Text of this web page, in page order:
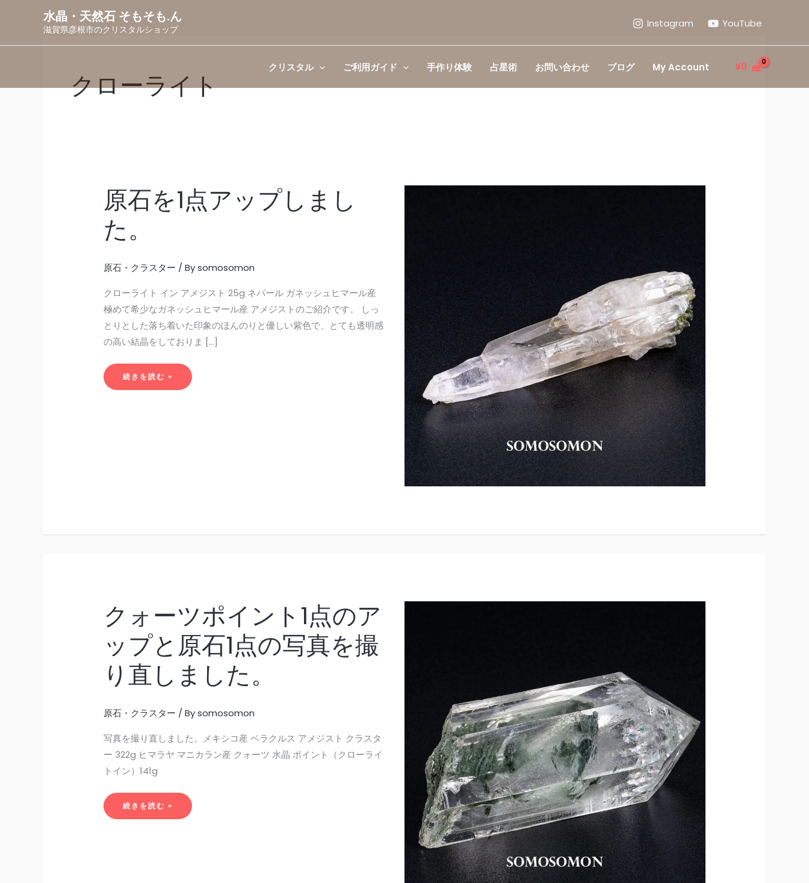
ッ
水晶・天然石 そもそも.ん
滋賀県彦根市のクリスタルショップ Instagram YouTube
クリスタル ご利用ガイド 手作り体験 占星術 お問い合わせ ブログ My Account ¥0
クローライト
原石を1点アップしまし
た。
原石・クラスター / Bysomosomon
クローライト イン アメジスト 25g ネパール ガネッシュヒマール産
極めて希少なガネッシュヒマール産 アメジストのご紹介です。 しっ
とりとした落ち着いた印象のほんのりと優しい紫色で、とても透明感
の高い結晶をしておりま […]
原
石
を
1
ッ
プ
た。
続きを読む »
クォーツポイント1点のア
ップと原石1点の写真を撮
り直しました。
原石・クラスター / Bysomosomon
写真を撮り直しました。メキシコ産 ベラクルス アメジスト クラスタ
ー 322g ヒマラヤ マニカラン産 クォーツ 水晶 ポイント（クローライ
トイン）141g
ォ
イ
ン
点
ア
原
点
の
真
を
撮
り
し
し
続きを読む »